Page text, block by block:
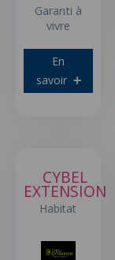
Garanti à
vivre
En
savoir
CYBEL
EXTENSION
Habitat